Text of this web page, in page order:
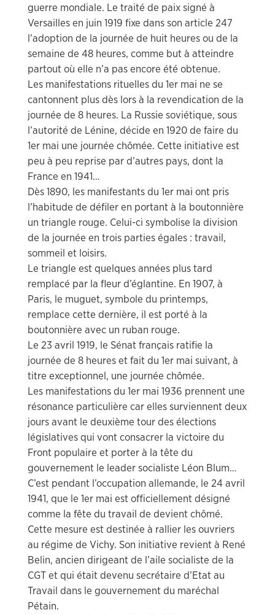
guerre mondiale. Le traité de paix signé à
Versailles en juin 1919 fixe dans son article 247
l’adoption de la journée de huit heures ou de la
semaine de 48 heures, comme but à atteindre
partout où elle n’a pas encore été obtenue.
Les manifestations rituelles du 1er mai ne se
cantonnent plus dès lors à la revendication de la
journée de 8 heures. La Russie soviétique, sous
l’autorité de Lénine, décide en 1920 de faire du
1er mai une journée chômée. Cette initiative est
peu à peu reprise par d’autres pays, dont la
France en 1941…
Dès 1890, les manifestants du 1er mai ont pris
l’habitude de défiler en portant à la boutonnière
un triangle rouge. Celui-ci symbolise la division
de la journée en trois parties égales : travail,
sommeil et loisirs.
Le triangle est quelques années plus tard
remplacé par la fleur d’églantine. En 1907, à
Paris, le muguet, symbole du printemps,
remplace cette dernière, il est porté à la
boutonnière avec un ruban rouge.
Le 23 avril 1919, le Sénat français ratifie la
journée de 8 heures et fait du 1er mai suivant, à
titre exceptionnel, une journée chômée.
Les manifestations du 1er mai 1936 prennent une
résonance particulière car elles surviennent deux
jours avant le deuxième tour des élections
législatives qui vont consacrer la victoire du
Front populaire et porter à la tête du
gouvernement le leader socialiste Léon Blum…
C’est pendant l’occupation allemande, le 24 avril
1941, que le 1er mai est officiellement désigné
comme la fête du travail de devient chômé.
Cette mesure est destinée à rallier les ouvriers
au régime de Vichy. Son initiative revient à René
Belin, ancien dirigeant de l’aile socialiste de la
CGT et qui était devenu secrétaire d’Etat au
Travail dans le gouvernement du maréchal
Pétain.